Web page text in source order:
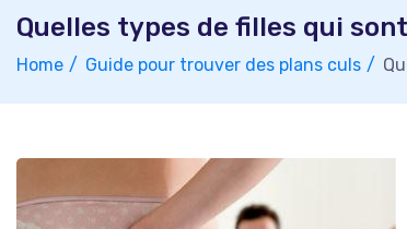
Quelles types de filles qui
Home Guide pour trouver des plans culs